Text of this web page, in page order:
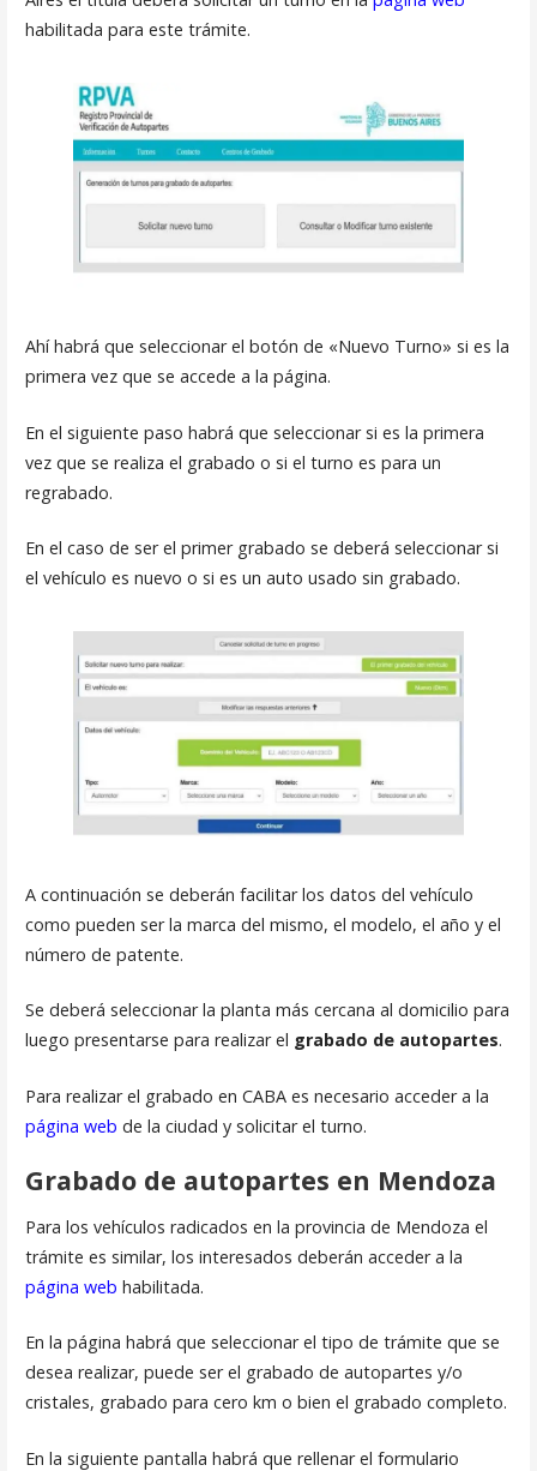
habilitada para este trámite.
Ahí habrá que seleccionar el botón de «Nuevo Turno» si es la
primera vez que se accede a la página.
En el siguiente paso habrá que seleccionar si es la primera
vez que se realiza el grabado o si el turno es para un
regrabado.
En el caso de ser el primer grabado se deberá seleccionar si
el vehículo es nuevo o si es un auto usado sin grabado.
A continuación se deberán facilitar los datos del vehículo
como pueden ser la marca del mismo, el modelo, el año y el
número de patente.
Se deberá seleccionar la planta más cercana al domicilio para
luego presentarse para realizar el grabado de autopartes.
Para realizar el grabado en CABA es necesario acceder a la
página web de la ciudad y solicitar el turno.
Grabado de autopartes en Mendoza
Para los vehículos radicados en la provincia de Mendoza el
trámite es similar, los interesados deberán acceder a la
página web habilitada.
En la página habrá que seleccionar el tipo de trámite que se
desea realizar, puede ser el grabado de autopartes y/o
cristales, grabado para cero km o bien el grabado completo.
En la siguiente pantalla habrá que rellenar el formulario